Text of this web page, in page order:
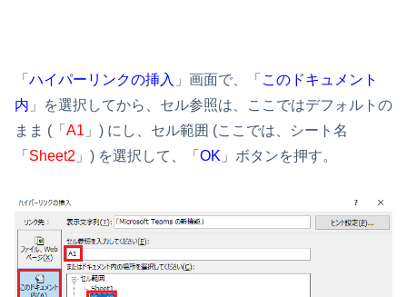
「 ハイパーリンクの挿入 」画面で、「 このドキュメント
内 」を選択してから、セル参照は、ここではデフォルトの
まま (「 A1 」) にし、セル範囲 (ここでは、シート名
「 Sheet2 」) を選択して、「 OK 」ボタンを押す。